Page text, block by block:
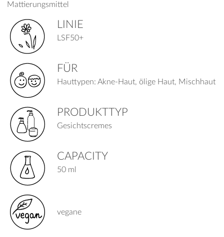
Mattierungsmittel
LINIE
LSF50+
FÜR
Hauttypen: Akne-Haut, ölige Haut, Mischhaut
PRODUKTTYP
Gesichtscremes
CAPACITY
50 ml
vegane